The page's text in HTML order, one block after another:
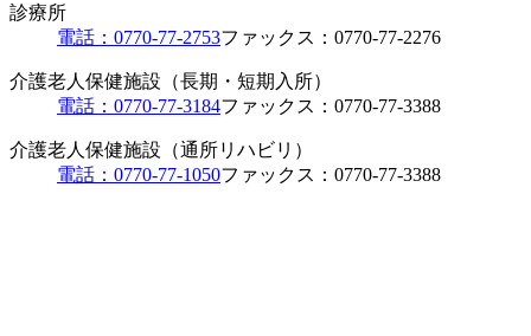
診療所
電話：0770-77-2753ファックス：0770-77-2276
介護老人保健施設（長期・短期入所）
電話：0770-77-3184ファックス：0770-77-3388
介護老人保健施設（通所リハビリ）
電話：0770-77-1050ファックス：0770-77-3388